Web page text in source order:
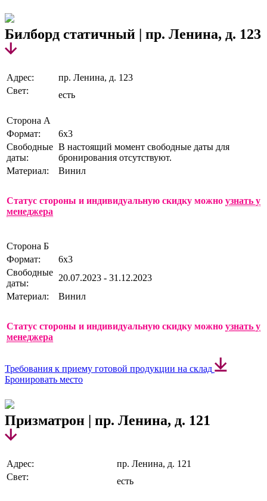
Билборд статичный | пр. Ленина, д. 123
Адрес:
пр. Ленина, д. 123
Свет:
есть
Сторона А
Формат:
6х3
Свободные
даты:
В настоящий момент свободные даты для
бронирования отсутствуют.
Материал:
Винил
Статус стороны и индивидуальную скидку можно узнать у
менеджера
Сторона Б
Формат:
6х3
Свободные
даты:
20.07.2023 - 31.12.2023
Материал:
Винил
Статус стороны и индивидуальную скидку можно узнать у
менеджера
Требования к приему готовой продукции на склад
Бронировать место
Призматрон | пр. Ленина, д. 121
Адрес:
пр. Ленина, д. 121
Свет:
есть